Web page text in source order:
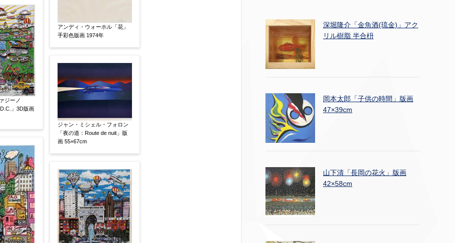
ジーノ
」3D版画
アンディ・ウォーホル「花」
手彩色版画 1974年
ジャン・ミシェル・フォロン
「夜の道：Route de nuit」版
画 55×67cm
深堀隆介「金魚酒(琉金)」アク
リル樹脂 半合枡
岡本太郎「子供の時間」版画
47×39cm
山下清「長岡の花火」版画
42×58cm